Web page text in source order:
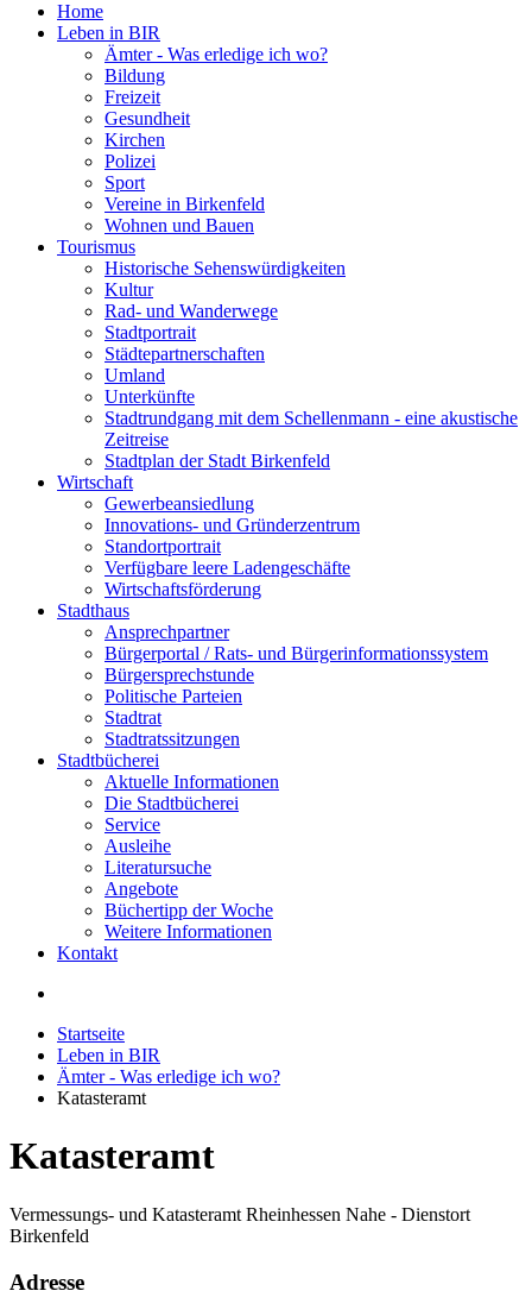
Home
Leben in BIR
Ämter - Was erledige ich wo?
Bildung
Freizeit
Gesundheit
Kirchen
Polizei
Sport
Vereine in Birkenfeld
Wohnen und Bauen
Tourismus
Historische Sehenswürdigkeiten
Kultur
Rad- und Wanderwege
Stadtportrait
Städtepartnerschaften
Umland
Unterkünfte
Stadtrundgang mit dem Schellenmann - eine akustische
Zeitreise
Stadtplan der Stadt Birkenfeld
Wirtschaft
Gewerbeansiedlung
Innovations- und Gründerzentrum
Standortportrait
Verfügbare leere Ladengeschäfte
Wirtschaftsförderung
Stadthaus
Ansprechpartner
Bürgerportal / Rats- und Bürgerinformationssystem
Bürgersprechstunde
Politische Parteien
Stadtrat
Stadtratssitzungen
Stadtbücherei
Aktuelle Informationen
Die Stadtbücherei
Service
Ausleihe
Literatursuche
Angebote
Büchertipp der Woche
Weitere Informationen
Kontakt
Startseite
Leben in BIR
Ämter - Was erledige ich wo?
Katasteramt
Katasteramt
Vermessungs- und Katasteramt Rheinhessen Nahe - Dienstort
Birkenfeld
Adresse